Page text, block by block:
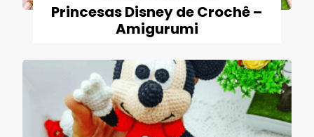
Princesas Disney de Crochê –
Amigurumi